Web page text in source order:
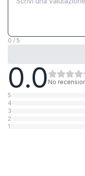
1 Categoria
5.6 Stahl
1 Categoria
0 / 5
0.0 No
5
4
3
2
1